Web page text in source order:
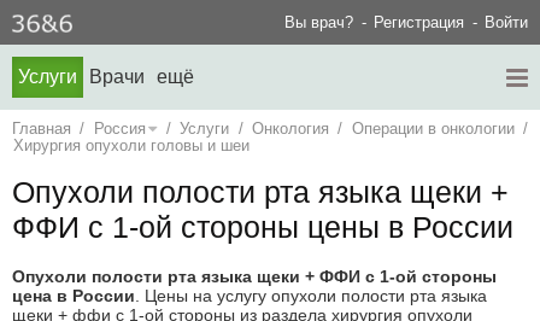
Вы врач? Регистрация Войти
Услуги Врачи ещё
Главная / Россия / Услуги / Онкология / Операции в онкологии /
Хирургия опухоли головы и шеи
Опухоли полости рта языка щеки +
ФФИ с 1-ой стороны цены в России
Опухоли полости рта языка щеки + ФФИ с 1-ой стороны
цена в России. Цены на услугу опухоли полости рта языка
щеки + ффи с 1-ой стороны из раздела хирургия опухоли